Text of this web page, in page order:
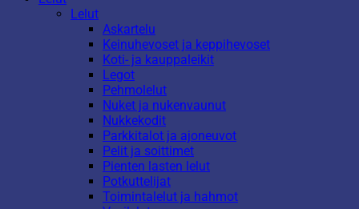
Lelut
Askartelu
Keinuhevoset ja keppihevoset
Koti- ja kauppaleikit
Legot
Pehmolelut
Nuket ja nukenvaunut
Nukkekodit
Parkkitalot ja ajoneuvot
Pelit ja soittimet
Pienten lasten lelut
Potkuttelijat
Toimintalelut ja hahmot